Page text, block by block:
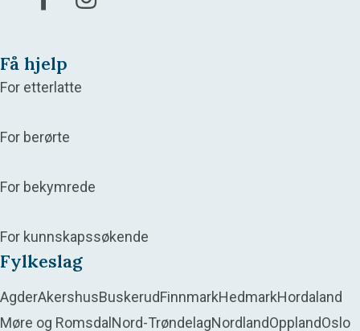
Få hjelp
For etterlatte
For berørte
For bekymrede
For kunnskapssøkende
Fylkeslag
AgderAkershusBuskerudFinnmarkHedmarkHordaland
Møre og RomsdalNord-TrøndelagNordlandOpplandOslo